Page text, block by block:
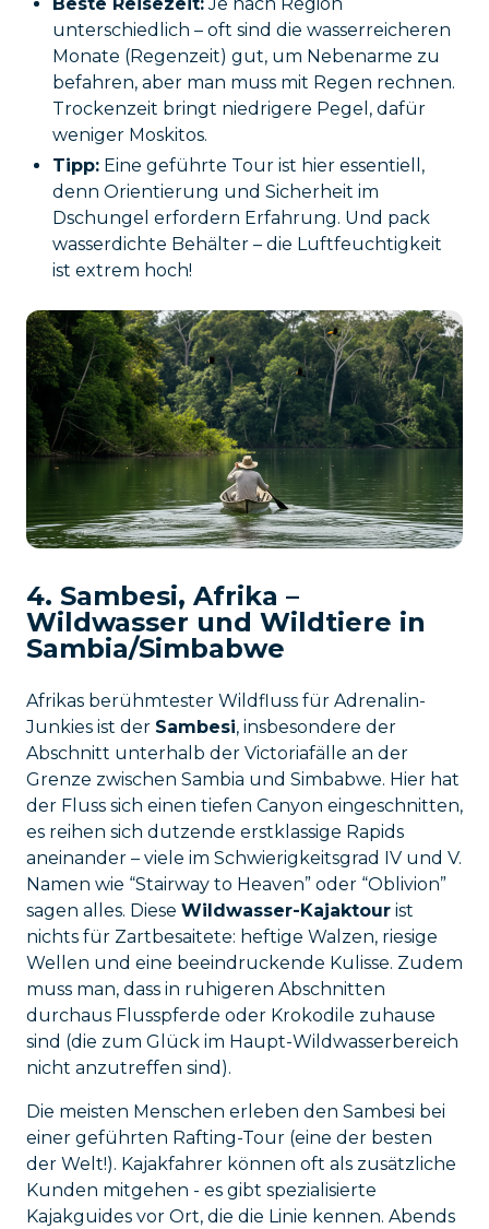
unterschiedlich – oft sind die wasserreicheren
Monate (Regenzeit) gut, um Nebenarme zu
befahren, aber man muss mit Regen rechnen.
Trockenzeit bringt niedrigere Pegel, dafür
weniger Moskitos.
Tipp: Eine geführte Tour ist hier essentiell,
denn Orientierung und Sicherheit im
Dschungel erfordern Erfahrung. Und pack
wasserdichte Behälter – die Luftfeuchtigkeit
ist extrem hoch!
4. Sambesi, Afrika –
Wildwasser und Wildtiere in
Sambia/Simbabwe
Afrikas berühmtester Wildfluss für Adrenalin-
Junkies ist der Sambesi, insbesondere der
Abschnitt unterhalb der Victoriafälle an der
Grenze zwischen Sambia und Simbabwe. Hier hat
der Fluss sich einen tiefen Canyon eingeschnitten,
es reihen sich dutzende erstklassige Rapids
aneinander – viele im Schwierigkeitsgrad IV und V.
Namen wie “Stairway to Heaven” oder “Oblivion”
sagen alles. Diese Wildwasser-Kajaktour ist
nichts für Zartbesaitete: heftige Walzen, riesige
Wellen und eine beeindruckende Kulisse. Zudem
muss man, dass in ruhigeren Abschnitten
durchaus Flusspferde oder Krokodile zuhause
sind (die zum Glück im Haupt-Wildwasserbereich
nicht anzutreffen sind).
Die meisten Menschen erleben den Sambesi bei
einer geführten Rafting-Tour (eine der besten
der Welt!). Kajakfahrer können oft als zusätzliche
Kunden mitgehen - es gibt spezialisierte
Kajakguides vor Ort, die die Linie kennen. Abends